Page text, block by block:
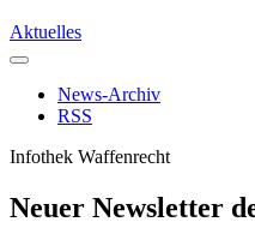
Aktuelles
News-Archiv
RSS
Infothek Waffenrecht
Neuer Newsletter